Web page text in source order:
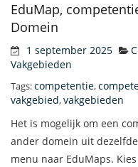
EduMap,
Domein
1 september 2025
Vakgebieden
Tags:competentie,
vakgebied,vakgebieden
Het is mogelijk om een
ander domein uit
menu naar EduMaps.